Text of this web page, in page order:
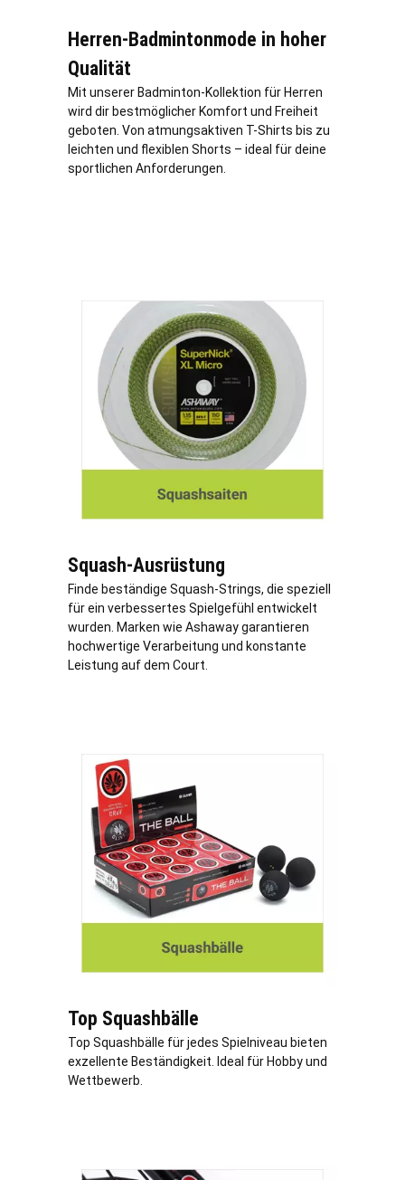
Herren-Badmintonmode in hoher
Qualität
Mit unserer Badminton-Kollektion für Herren
wird dir bestmöglicher Komfort und Freiheit
geboten. Von atmungsaktiven T-Shirts bis zu
leichten und flexiblen Shorts – ideal für deine
sportlichen Anforderungen.
Squash-Ausrüstung
Finde beständige Squash-Strings, die speziell
für ein verbessertes Spielgefühl entwickelt
wurden. Marken wie Ashaway garantieren
hochwertige Verarbeitung und konstante
Leistung auf dem Court.
Top Squashbälle
Top Squashbälle für jedes Spielniveau bieten
exzellente Beständigkeit. Ideal für Hobby und
Wettbewerb.